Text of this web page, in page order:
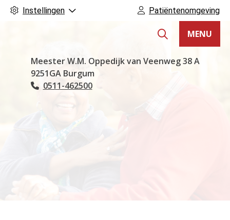
Instellingen Patiëntenomgeving
Hoofdmenu
MENU
Meester W.M. Oppedijk van Veenweg38 A
9251GA Burgum
Tel:
0511-462500